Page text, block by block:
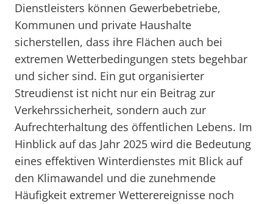
Dienstleisters können Gewerbebetriebe,
Kommunen und private Haushalte
sicherstellen, dass ihre Flächen auch bei
extremen Wetterbedingungen stets begehbar
und sicher sind. Ein gut organisierter
Streudienst ist nicht nur ein Beitrag zur
Verkehrssicherheit, sondern auch zur
Aufrechterhaltung des öffentlichen Lebens. Im
Hinblick auf das Jahr 2025 wird die Bedeutung
eines effektiven Winterdienstes mit Blick auf
den Klimawandel und die zunehmende
Häufigkeit extremer Wetterereignisse noch